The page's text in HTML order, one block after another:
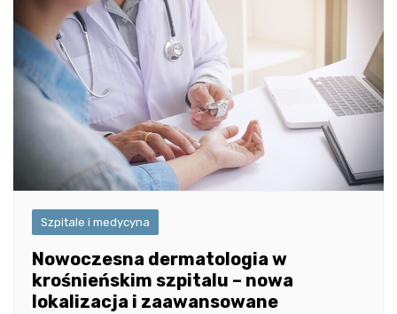
Szpitale i medycyna
Nowoczesna dermatologia w
krośnieńskim szpitalu – nowa
lokalizacja i zaawansowane